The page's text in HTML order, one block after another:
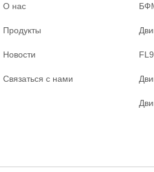
О нас
Продукты
Новости
Связаться с нами